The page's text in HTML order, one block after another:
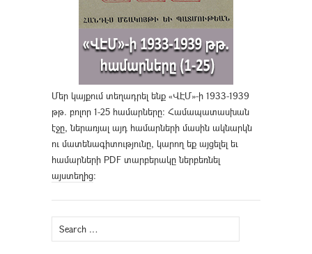
Մեր կայքում տեղադրել ենք «ՎԷՄ»-ի 1933-1939
թթ. բոլոր 1-25 համարները։ Համապատասխան
էջը, ներառյալ այդ համարների մասին ակնարկն
ու մատենագիտությունը, կարող եք այցելել եւ
համարների PDF տարբերակը ներբեռնել
այստեղից։
Search
for: